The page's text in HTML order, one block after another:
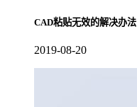
CAD粘贴无效的解决办法
2019-08-20